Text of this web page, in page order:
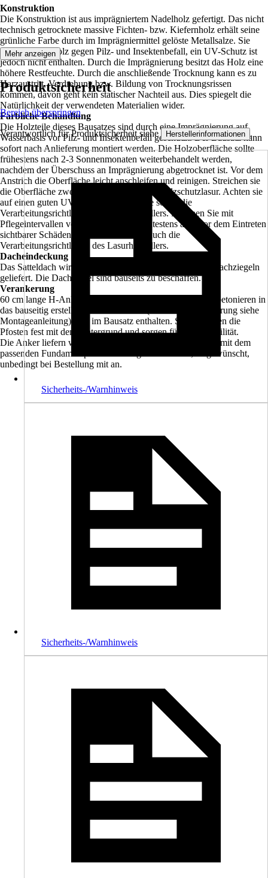
Konstruktion
Die Konstruktion ist aus imprägniertem Nadelholz gefertigt. Das nicht
technisch getrocknete massive Fichten- bzw. Kiefernholz erhält seine
grünliche Farbe durch im Imprägniermittel gelöste Metallsalze. Sie
schützen das Holz gegen Pilz- und Insektenbefall, ein UV-Schutz ist
jedoch nicht enthalten. Durch die Imprägnierung besitzt das Holz eine
höhere Restfeuchte. Durch die anschließende Trocknung kann es zu
Harzaustritt, Verdrehung bzw. Bildung von Trocknungsrissen
kommen, davon geht kein statischer Nachteil aus. Dies spiegelt die
Natürlichkeit der verwendeten Materialien wider.
Farbliche Behandlung
Die Holzteile dieses Bausatzes sind durch eine Imprägnierung auf
Wasserbasis vor Pilz- und Insektenbefall geschützt. Der Bausatz kann
sofort nach Anlieferung montiert werden. Die Holzoberfläche sollte
frühestens nach 2-3 Sonnenmonaten weiterbehandelt werden,
nachdem der Überschuss an Imprägnierung abgetrocknet ist. Vor dem
Anstrich die Oberfläche leicht anschleifen und reinigen. Streichen sie
die Oberfläche zweimal mit hochwertiger Holzschutzlasur. Achten sie
auf einen guten UV-Schutz der Produkte sowie die
Verarbeitungsrichtlinien des Lasurherstellers. Rechnen Sie mit
Pflegeintervallen von ca. 4-5 Jahren, spätestens aber vor dem Eintreten
sichtbarer Schäden. Beachten Sie dazu auch die
Verarbeitungsrichtlinien des Lasurherstellers.
Dacheindeckung
Das Satteldach wird mit Dachlatten zur Eindeckung mit Dachziegeln
geliefert. Die Dachziegel sind bauseits zu beschaffen.
Verankerung
60 cm lange H-Anker aus verzinktem Flachstahl zum Einbetonieren in
das bauseitig erstellte Punktfundament (Größe und Ausführung siehe
Montageanleitung) sind im Bausatz enthalten. Sie verbinden die
Pfosten fest mit dem Untergrund und sorgen für hohe Stabilität.
Die Anker liefern wir Ihnen auf Wunsch gerne zusammen mit dem
passenden Fundamentplan zu. Bitte geben Sie dies, so gewünscht,
unbedingt bei Bestellung mit an.
Mehr anzeigen
Produktsicherheit
Bereich überspringen
Verantwortlich für Produktsicherheit siehe Herstellerinformationen .
Sicherheits-/Warnhinweis
Sicherheits-/Warnhinweis